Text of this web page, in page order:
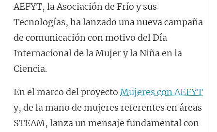
AEFYT, la Asociación de Frío y sus
Tecnologías, ha lanzado una nueva campaña
de comunicación con motivo del Día
Internacional de la Mujer y la Niña en la
Ciencia.
En el marco del proyecto Mujeres con AEFYT
y, de la mano de mujeres referentes en áreas
STEAM, lanza un mensaje fundamental con